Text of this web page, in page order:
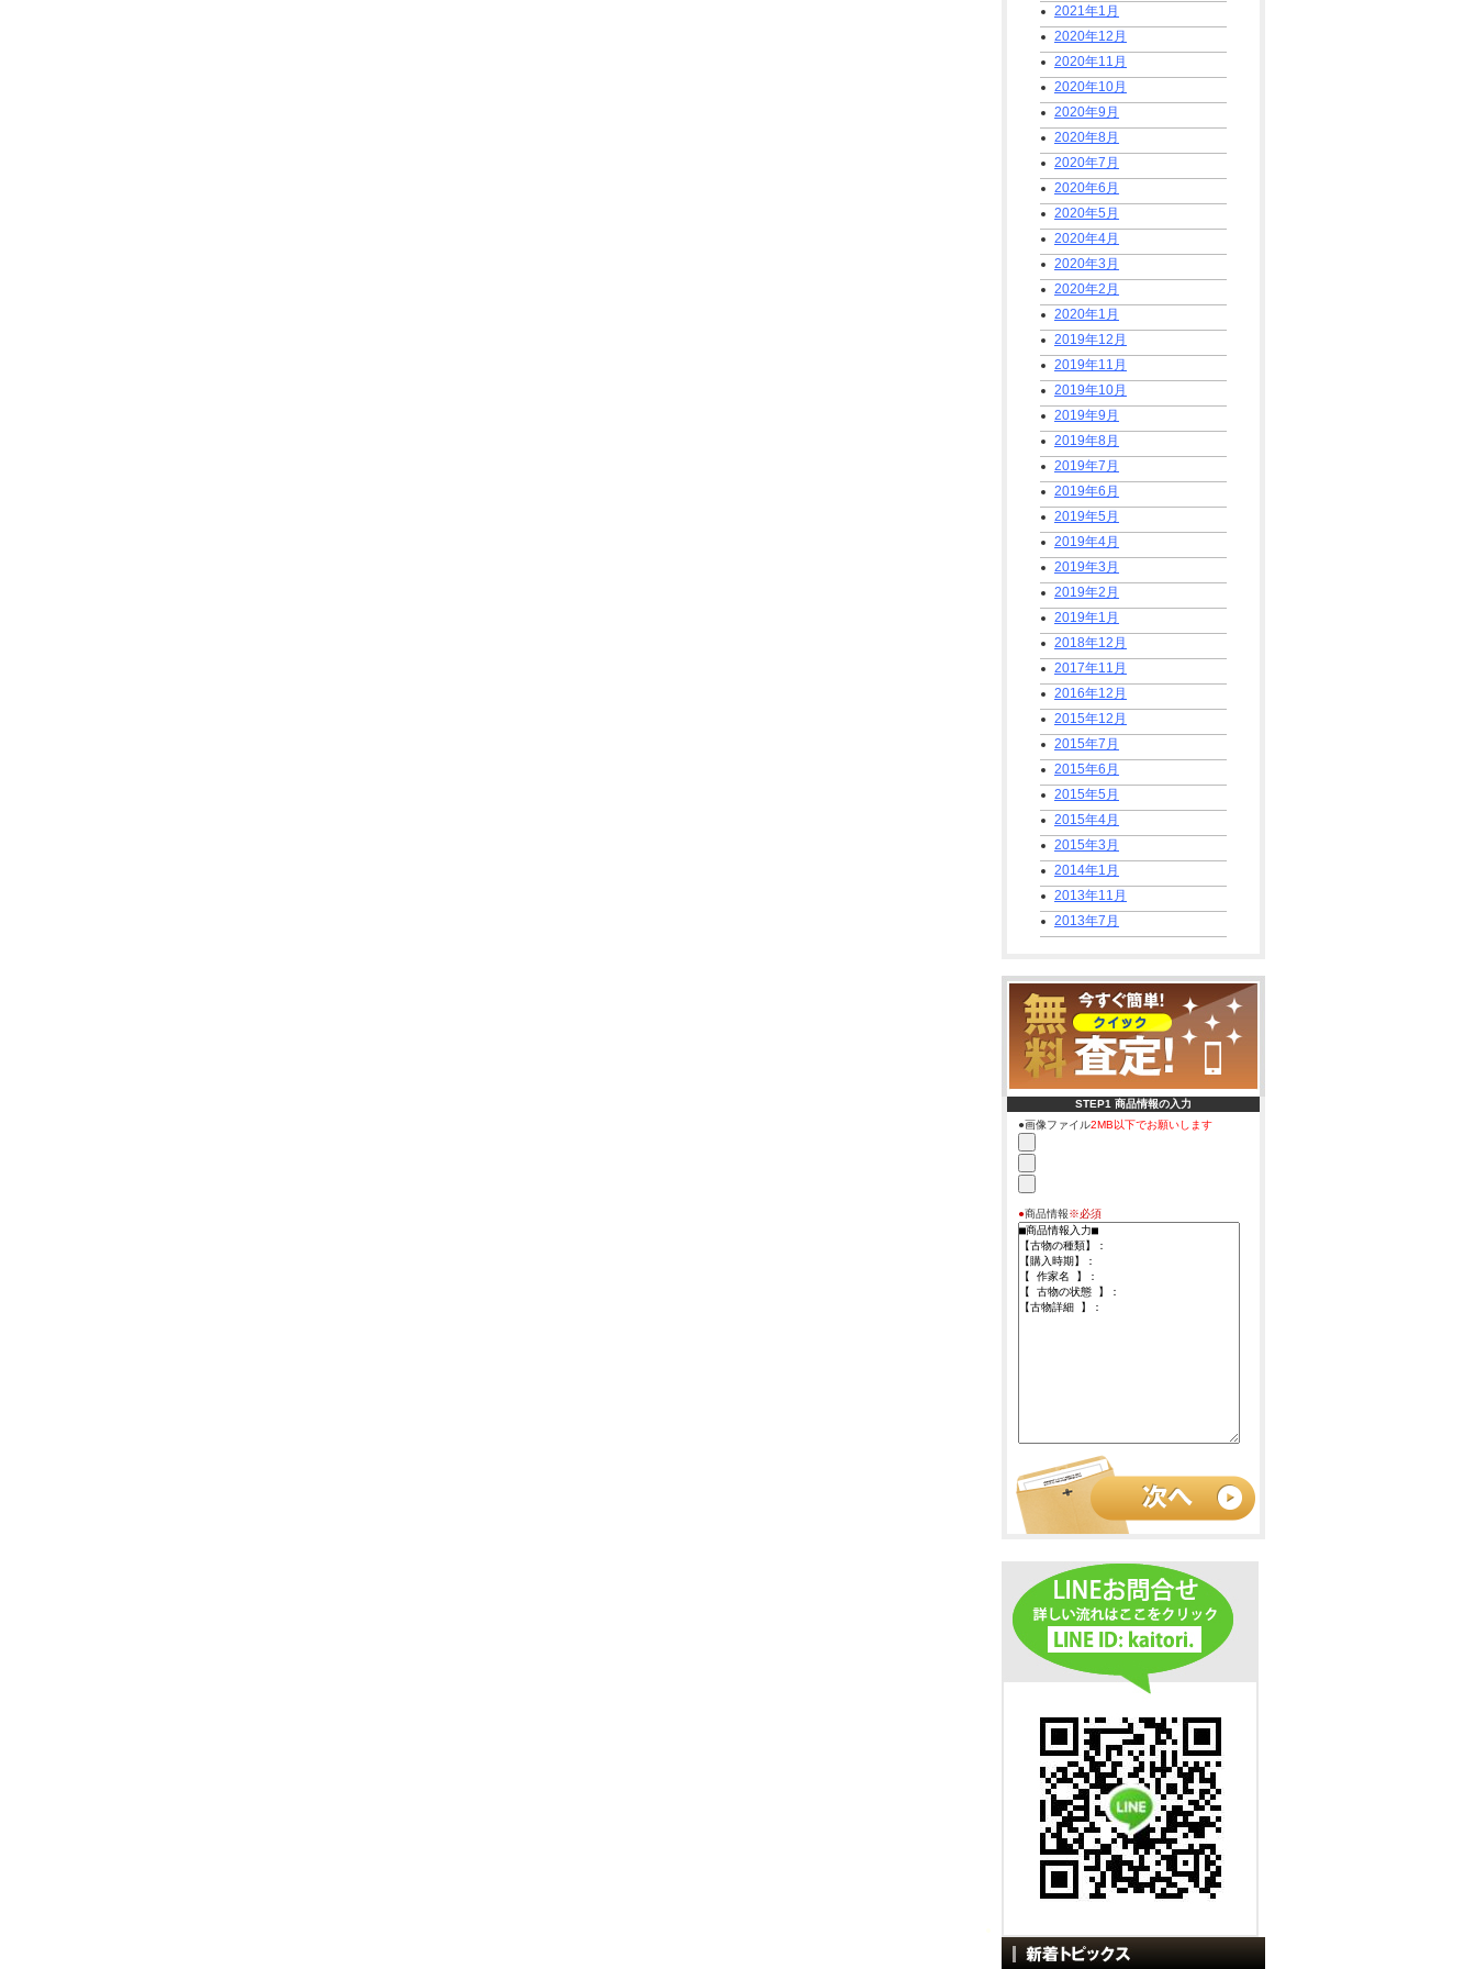
2021年1月
2020年12月
2020年11月
2020年10月
2020年9月
2020年8月
2020年7月
2020年6月
2020年5月
2020年4月
2020年3月
2020年2月
2020年1月
2019年12月
2019年11月
2019年10月
2019年9月
2019年8月
2019年7月
2019年6月
2019年5月
2019年4月
2019年3月
2019年2月
2019年1月
2018年12月
2017年11月
2016年12月
2015年12月
2015年7月
2015年6月
2015年5月
2015年4月
2015年3月
2014年1月
2013年11月
2013年7月
STEP1 商品情報の入力
●画像ファイル2MB以下でお願いします
●商品情報※必須